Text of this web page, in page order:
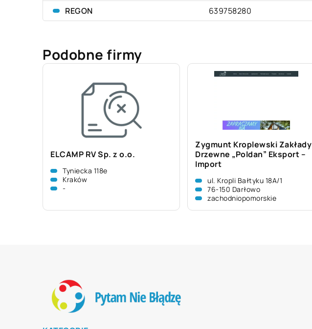
REGON
639758280
Podobne firmy
ELCAMP RV Sp. z o.o.
Tyniecka 118e
Kraków
-
Zygmunt Kroplewski Zakłady
Drzewne „Poldan” Eksport –
Import
ul. Kropli Bałtyku 18A/1
76-150 Darłowo
zachodniopomorskie